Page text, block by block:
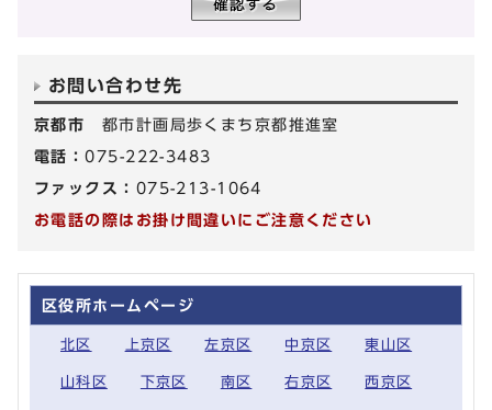
お問い合わせ先
京都市 都市計画局歩くまち京都推進室
電話：075-222-3483
ファックス： 075-213-1064
お電話の際はお掛け間違いにご注意ください
区役所ホームページ
北区 上京区 左京区 中京区 東山区
山科区 下京区 南区 右京区 西京区